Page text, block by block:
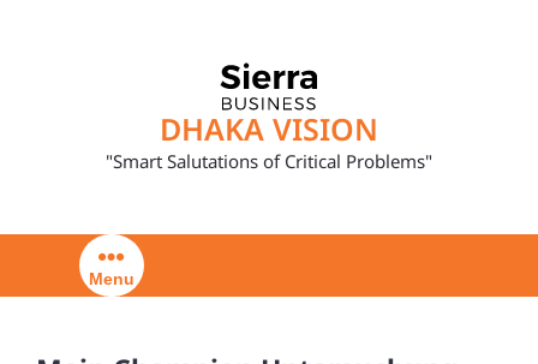
DHAKA VISION
"Smart Salutations of Critical Problems"
Menu